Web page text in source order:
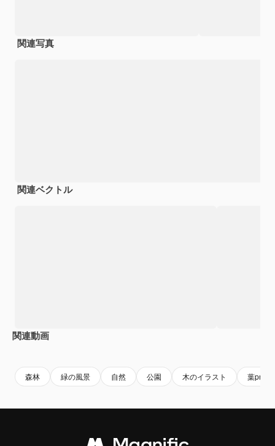
関連写真
関連ベクトル
関連動画
森林 緑の風景 自然 公園 木のイラスト 葉png